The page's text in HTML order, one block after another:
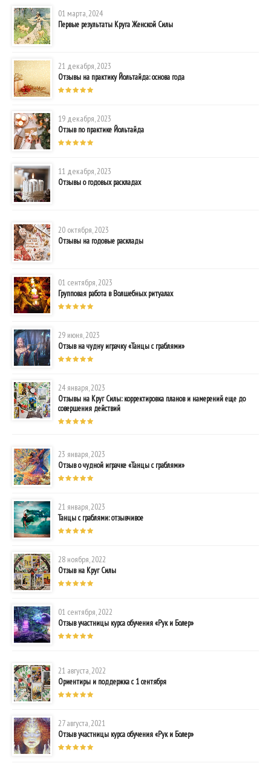
01 марта, 2024
Первые результаты Круга Женской Силы
21 декабря, 2023
Отзывы на практику Йольтайда: основа года
19 декабря, 2023
Отзыв по практике Йольтайда
11 декабря, 2023
Отзывы о годовых раскладах
20 октября, 2023
Отзывы на годовые расклады
01 сентября, 2023
Групповая работа в Волшебных ритуалах
29 июня, 2023
Отзыв на чудну играчку «Танцы с граблями»
24 января, 2023
Отзывы на Круг Силы: корректировка планов и намерений еще до
совершения действий
23 января, 2023
Отзыв о чудной играчке «Танцы с граблями»
21 января, 2023
Танцы с граблями: отзывчивое
28 ноября, 2022
Отзыв на Круг Силы
01 сентября, 2022
Отзыв участницы курса обучения «Рук и Болер»
21 августа, 2022
Ориентиры и поддержка с 1 сентября
27 августа, 2021
Отзыв участницы курса обучения «Рук и Болер»